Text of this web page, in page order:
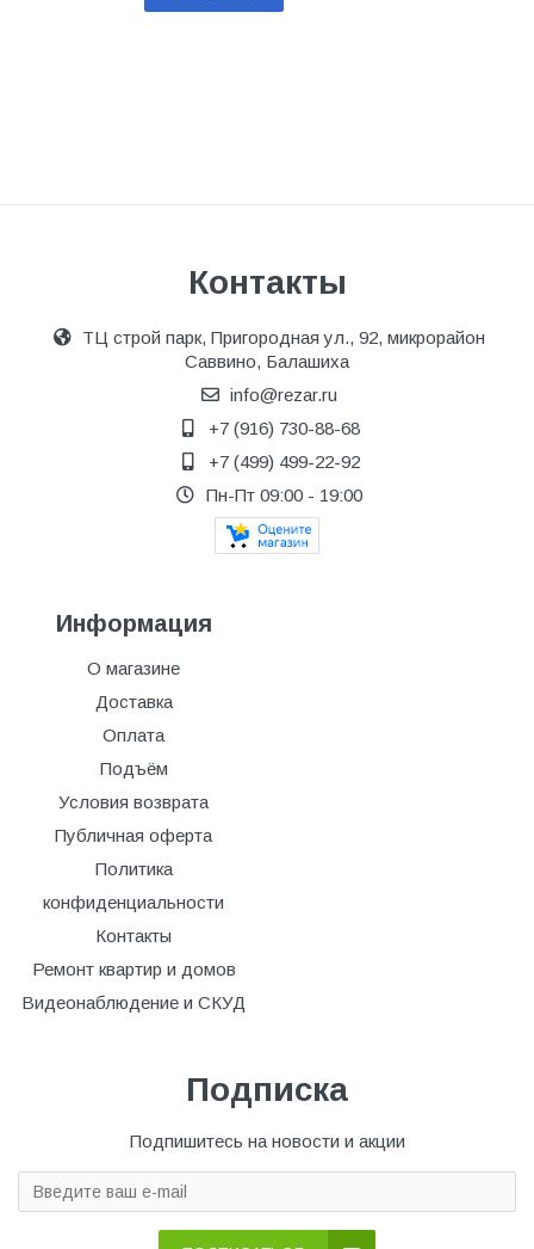
Контакты
ТЦ строй парк, Пригородная ул., 92, микрорайон
Саввино, Балашиха
info@rezar.ru
+7 (916) 730-88-68
+7 (499) 499-22-92
Пн-Пт 09:00 - 19:00
Информация
О магазине
Доставка
Оплата
Подъём
Условия возврата
Публичная оферта
Политика
конфиденциальности
Контакты
Ремонт квартир и домов
Видеонаблюдение и СКУД
Подписка
Подпишитесь на новости и акции